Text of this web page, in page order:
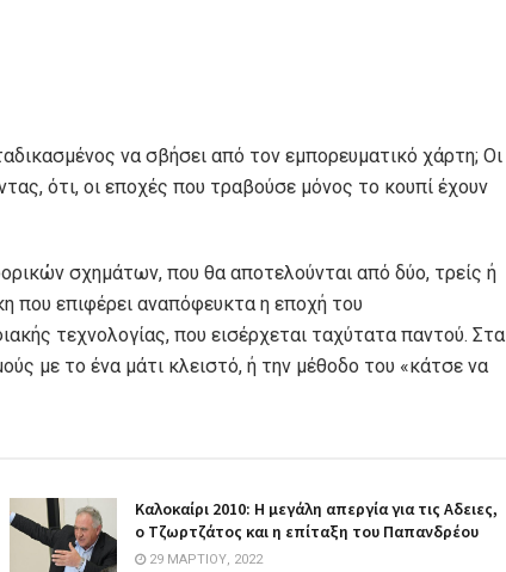
να σβήσει από τον εμπορευματικό χάρτη; Oι
ότι, οι εποχές που τραβούσε μόνος το κουπί έχουν
σχημάτων, που θα αποτελούνται από δύο, τρείς ή
που επιφέρει αναπόφευκτα η εποχή του
τεχνολογίας, που εισέρχεται ταχύτατα παντού. Στα
με το ένα μάτι κλειστό, ή την μέθοδο του «κάτσε να
Καλοκαίρι 2010: Η μεγάλη απεργία για τις Aδειες,
ο Τζωρτζάτος και η επίταξη του Παπανδρέου
29 ΜΑΡΤΊΟΥ, 2022